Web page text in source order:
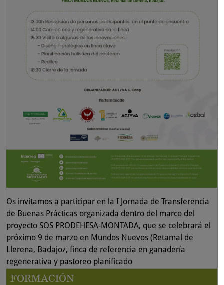
Os invitamos a participar en la I Jornada de Transferencia
de Buenas Prácticas organizada dentro del marco del
proyecto SOS PRODEHESA-MONTADA, que se celebrará el
próximo 9 de marzo en Mundos Nuevos (Retamal de
Llerena, Badajoz, finca de referencia en ganadería
regenerativa y pastoreo planificado
FORMACIÓN